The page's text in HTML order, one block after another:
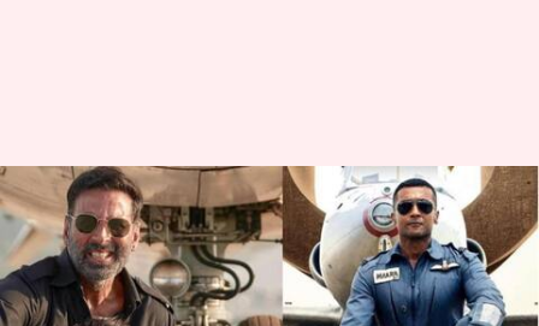
'சூரரை போற்று'
திரைப்படத்தின் ஹிந்தி
பதிப்பிற்கு 'சர்ஃபிரா' என
பெயரிடப்பட்டுள்ளது